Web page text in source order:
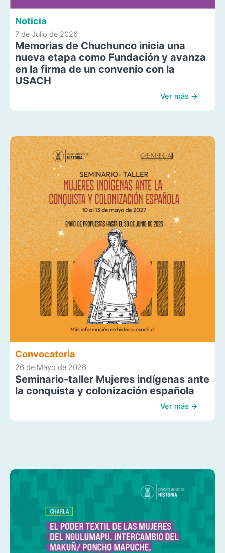
Noticia
7 de Julio de 2026
Memorias de Chuchunco inicia una
nueva etapa como Fundación y avanza
en la firma de un convenio con la
USACH
Ver más →
Convocatoria
26 de Mayo de 2026
Seminario-taller Mujeres indígenas ante
la conquista y colonización española
Ver más →